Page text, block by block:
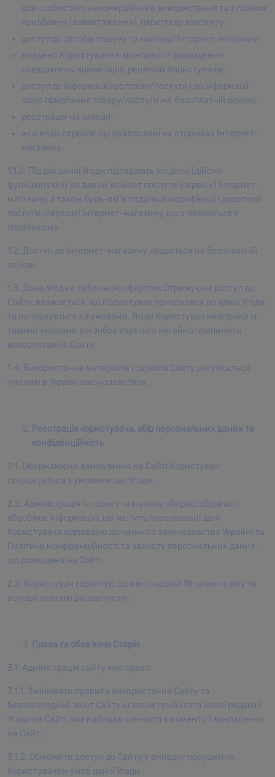
для особистого некомерційного використання та з правом
придбання (завантаження), перегляду контенту;
доступ до засобів пошуку та навігації Інтернет-магазину;
надання Користувачеві можливості розміщення
повідомлень, коментарів, рецензій Користувачів;
доступ до інформації про товар/послуги і до інформації
щодо придбання товару/послуги на безоплатній основі;
реєстрація на заходи;
інші види сервісів, що реалізовані на сторінках Інтернет-
магазину.
1.1.2. Під дію даної Угоди підпадають всі діючі (дійсно
функціонуючі) на даний момент послуги (сервіси) Інтернет-
магазину, а також будь-які їх подальші модифікації і додаткові
послуги (сервіси) Інтернет-магазину, що з`являються в
подальшому.
1.2. Доступ до Інтернет-магазину надається на безоплатній
основі.
1.3. Дана Угода є публічною офертою. Отримуючи доступ до
Сайту, вважається, що Користувач приєднався до даної Угоди
та погоджується з її умовами. Якщо Користувач незгідний із
такими умовами він зобов’язується негайно припинити
використання Сайту.
1.4. Використання матеріалів і сервісів Сайту регулюється
чинним в Україні законодавством.
Реєстрація користувача, збір персональних даних та
конфіденційність
2.1. Оформлюючи замовлення на Сайті Користувач
погоджується з умовами цієї Угоди.
2.2. Адміністрація Інтернет-магазину збирає, зберігає і
оброблює інформацію, що містить персональні дані
Користувача відповідно до чинного законодавства України та
Політики конфіденційності та захисту персональних даних,
що розміщена на Сайті.
2.3. Користувач гарантує, що він старший 18-річного віку та
володіє повною дієздатністю.
Права та обов’язки Сторін
3.1. Адміністрація сайту має право:
3.1.1. Змінювати правила використання Сайту та
безпосередньо зміст Сайту шляхом прийняття нової редакції
Угоди на Сайті, яка набирає чинності з моменту її викладення
на Сайт.
3.1.2. Обмежити доступ до Сайту у випадку порушення
Користувачем умов даної Угоди.